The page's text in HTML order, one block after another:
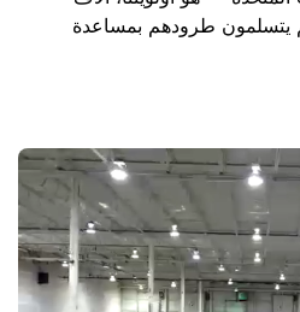
يتسلمون طرودهم بمساعدة